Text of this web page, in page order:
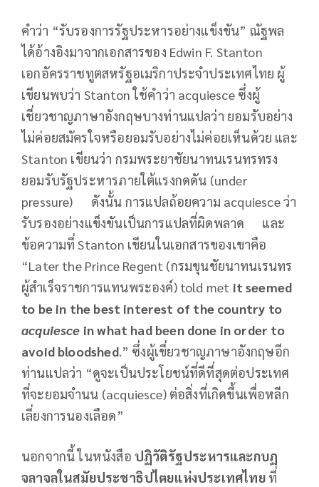
คำว่า “รับรองการรัฐประหารอย่างแข็งขัน” ณัฐพล
ได้อ้างอิงมาจากเอกสารของ Edwin F. Stanton
เอกอัครราชทูตสหรัฐอเมริกาประจำประเทศไทย ผู้
เขียนพบว่า Stanton ใช้คำว่า acquiesce ซึ่งผู้
เชี่ยวชาญภาษาอังกฤษบางท่านแปลว่า ยอมรับอย่าง
ไม่ค่อยสมัครใจหรือยอมรับอย่างไม่ค่อยเห็นด้วย และ
Stanton เขียนว่า กรมพระยาชัยนาทนเรนทรทรง
ยอมรับรัฐประหารภายใต้แรงกดดัน (under
pressure) ดังนั้น การแปลถ้อยความ acquiesce ว่า
รับรองอย่างแข็งขันเป็นการแปลที่ผิดพลาด และ
ข้อความที่ Stanton เขียนในเอกสารของเขาคือ
“Later the Prince Regent (กรมขุนชัยนาทนเรนทร
ผู้สำเร็จราชการแทนพระองค์) told met it seemed
to be in the best interest of the country to
acquiesce in what had been done in order to
avoid bloodshed.” ซึ่งผู้เขี่ยวชาญภาษาอังกฤษอีก
ท่านแปลว่า “ดูจะเป็นประโยชน์ที่ดีที่สุดต่อประเทศ
ที่จะยอมจำนน (acquiesce) ต่อสิ่งที่เกิดขึ้นเพื่อหลีก
เลี่ยงการนองเลือด”
นอกจากนี้ ในหนังสือ ปฏิวัติรัฐประหารและกบฏ
จลาจลในสมัยประชาธิปไตยแห่งประเทศไทย ที่